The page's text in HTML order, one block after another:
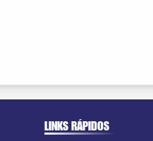
LINKS RÁPIDOS